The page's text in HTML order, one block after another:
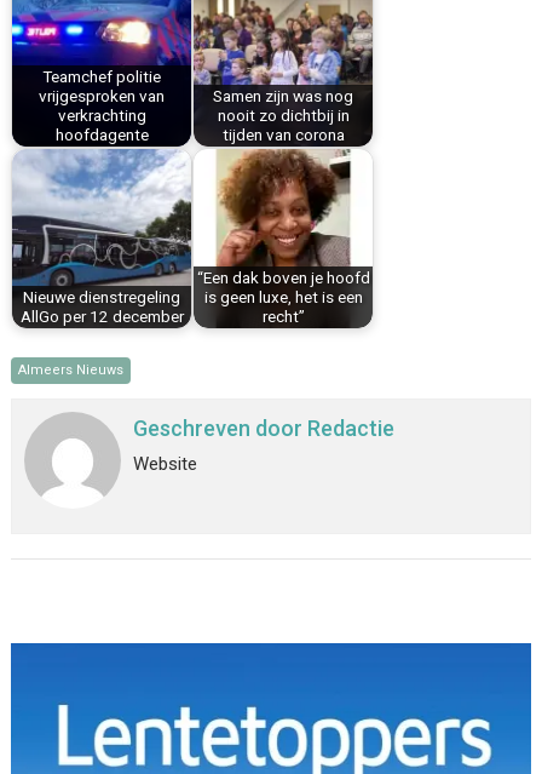
o
o
k
r
e
s
t
d
I
n
A
p
p
Teamchef politie
vrijgesproken van
verkrachting
hoofdagente
Samen zijn was nog
nooit zo dichtbij in
tijden van corona
Nieuwe dienstregeling
AllGo per 12 december
“Een dak boven je hoofd
is geen luxe, het is een
recht”
Almeers Nieuws
Geschreven door Redactie
Website